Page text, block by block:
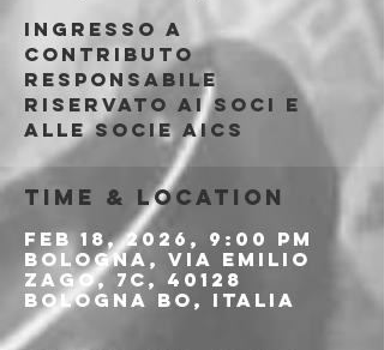
Ingresso a
contributo
responsabile
riservato ai soci e
alle socie AICS
Time & Location
Feb 18, 2026, 9:00 PM
Bologna, Via Emilio
Zago, 7c, 40128
Bologna BO, Italia